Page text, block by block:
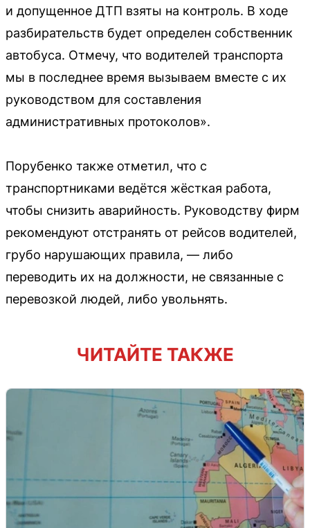
и допущенное ДТП взяты на контроль. В ходе
разбирательств будет определен собственник
автобуса. Отмечу, что водителей транспорта
мы в последнее время вызываем вместе с их
руководством для составления
административных протоколов».
Порубенко также отметил, что с
транспортниками ведётся жёсткая работа,
чтобы снизить аварийность. Руководству фирм
рекомендуют отстранять от рейсов водителей,
грубо нарушающих правила, — либо
переводить их на должности, не связанные с
перевозкой людей, либо увольнять.
ЧИТАЙТЕ ТАКЖЕ